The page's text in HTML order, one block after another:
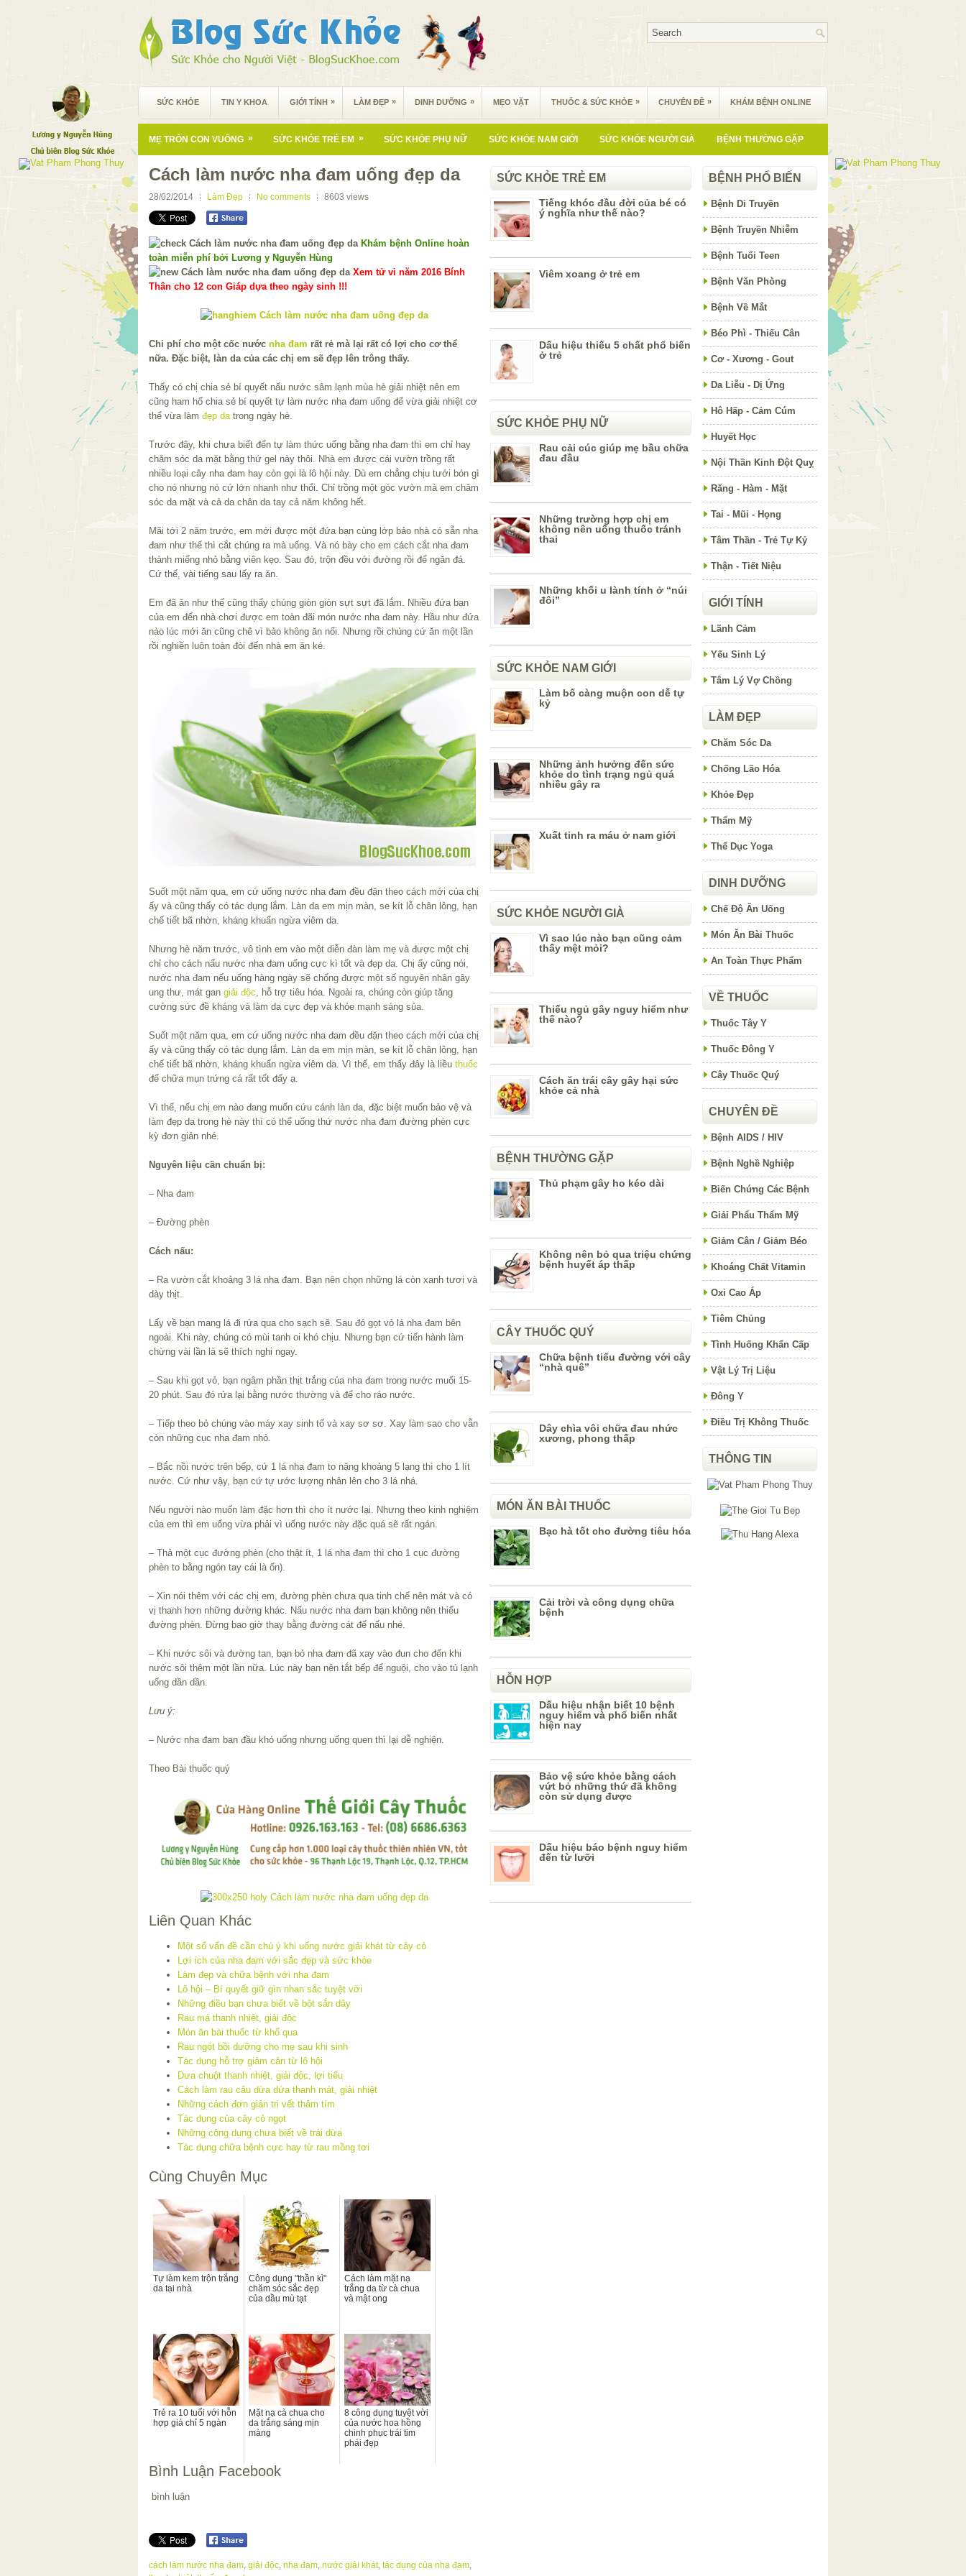
SỨC KHỎE TIN Y KHOA GIỚI TÍNH » LÀM ĐẸP » DINH DƯỠNG » MẸO VẶT THUỐC & SỨC KHỎE » CHUYÊN ĐỀ » KHÁM BỆNH ONLINE
MẸ TRÒN CON VUÔNG » SỨC KHỎE TRẺ EM » SỨC KHỎE PHỤ NỮ SỨC KHỎE NAM GIỚI SỨC KHỎE NGƯỜI GIÀ BỆNH THƯỜNG GẶP
Cách làm nước nha đam uống đẹp da
28/02/2014 Làm Đẹp No comments 8603 views
Khám bệnh Online hoàn
toàn miễn phí bởi Lương y Nguyễn Hùng
Xem tử vi năm 2016 Bính
Thân cho 12 con Giáp dựa theo ngày sinh !!!
Chi phí cho một cốc nước nha đam rất rẻ mà lại rất có lợi cho cơ thể
nữa. Đặc biệt, làn da của các chị em sẽ đẹp lên trông thấy.
Thấy có chị chia sẻ bí quyết nấu nước sâm lạnh mùa hè giải nhiệt nên em
cũng ham hố chia sẻ bí quyết tự làm nước nha đam uống để vừa giải nhiệt cơ
thể vừa làm đẹp da trong ngày hè.
Trước đây, khi chưa biết đến tự làm thức uống bằng nha đam thì em chỉ hay
chăm sóc da mặt bằng thứ gel này thôi. Nhà em được cái vườn trồng rất
nhiều loại cây nha đam hay còn gọi là lô hội này. Dù em chẳng chịu tưới bón gì
cho nó nhưng nó cứ lớn nhanh như thổi. Chỉ trồng một góc vườn mà em chăm
sóc da mặt và cả da chân da tay cả năm không hết.
Mãi tới 2 năm trước, em mới được một đứa bạn cùng lớp bảo nhà có sẵn nha
đam như thế thì cắt chúng ra mà uống. Và nó bày cho em cách cắt nha đam
thành miếng nhỏ bằng viên kẹo. Sau đó, trộn đều với đường rồi để ngăn đá.
Cứ thế, vài tiếng sau lấy ra ăn.
Em đã ăn như thế cũng thấy chúng giòn giòn sựt sựt đã lắm. Nhiều đứa bạn
của em đến nhà chơi được em toàn đãi món nước nha đam này. Hầu như đứa
nào lúc mới ăn cũng chê vì bảo không ăn nổi. Nhưng rồi chúng cứ ăn một lần
rồi nghiền luôn toàn đòi đến nhà em ăn ké.
Suốt một năm qua, em cứ uống nước nha đam đều đặn theo cách mới của chị
ấy và cũng thấy có tác dụng lắm. Làn da em mịn màn, se kít lỗ chân lông, hạn
chế tiết bã nhờn, kháng khuẩn ngừa viêm da.
Nhưng hè năm trước, vô tình em vào một diễn đàn làm mẹ và được một chị
chỉ cho cách nấu nước nha đam uống cực kì tốt và đẹp da. Chị ấy cũng nói,
nước nha đam nếu uống hàng ngày sẽ chống được một số nguyên nhân gây
ung thư, mát gan giải độc , hỗ trợ tiêu hóa. Ngoài ra, chúng còn giúp tăng
cường sức đề kháng và làm da cực đẹp và khỏe mạnh sáng sủa.
Suốt một năm qua, em cứ uống nước nha đam đều đặn theo cách mới của chị
ấy và cũng thấy có tác dụng lắm. Làn da em mịn màn, se kít lỗ chân lông, hạn
chế tiết bã nhờn, kháng khuẩn ngừa viêm da. Vì thế, em thấy đây là liều thuốc
để chữa mụn trứng cá rất tốt đấy ạ.
Vì thế, nếu chị em nào đang muốn cứu cánh làn da, đặc biệt muốn bảo vệ và
làm đẹp da trong hè này thì có thể uống thứ nước nha đam đường phèn cực
kỳ đơn giản nhé.
Nguyên liệu cần chuẩn bị:
– Nha đam
– Đường phèn
Cách nấu:
– Ra vườn cắt khoảng 3 lá nha đam. Bạn nên chọn những lá còn xanh tươi và
dày thịt.
Lấy về bạn mang lá đi rửa qua cho sạch sẽ. Sau đó gọt vỏ lá nha đam bên
ngoài. Khi này, chúng có mùi tanh oi khó chịu. Nhưng bạn cứ tiến hành làm
chừng vài lần là sẽ thích nghi ngay.
– Sau khi gọt vỏ, bạn ngâm phần thịt trắng của nha đam trong nước muối 15-
20 phút. Sau đó rửa lại bằng nước thường và để cho ráo nước.
– Tiếp theo bỏ chúng vào máy xay sinh tố và xay sơ sơ. Xay làm sao cho vẫn
còn những cục nha đam nhỏ.
– Bắc nồi nước trên bếp, cứ 1 lá nha đam to nặng khoảng 5 lạng thì cho 1 lít
nước. Cứ như vậy, bạn cứ tự ước lượng nhân lên cho 3 lá nhá.
Nếu người nào muốn làm đặc hơn thì cho ít nước lại. Nhưng theo kinh nghiệm
của em thì em uống vừa phải vì uống nước này đặc quá sẽ rất ngán.
– Thả một cục đường phèn (cho thật ít, 1 lá nha đam thì cho 1 cục đường
phèn to bằng ngón tay cái là ổn).
– Xin nói thêm với các chị em, đường phèn chưa qua tinh chế nên mát và có
vị thanh hơn những đường khác. Nấu nước nha đam bạn không nên thiếu
đường phèn. Đừng bao giờ thay bằng đường cát để nấu nhé.
– Khi nước sôi và đường tan, bạn bỏ nha đam đã xay vào đun cho đến khi
nước sôi thêm một lần nữa. Lúc này bạn nên tắt bếp để nguội, cho vào tủ lạnh
uống dần dần.
Lưu ý:
– Nước nha đam ban đầu khó uống nhưng uống quen thì lại dễ nghiện.
Theo Bài thuốc quý
Liên Quan Khác
Một số vấn đề cần chú ý khi uống nước giải khát từ cây cỏ
Lợi ích của nha đam với sắc đẹp và sức khỏe
Làm đẹp và chữa bệnh với nha đam
Lô hội – Bí quyết giữ gìn nhan sắc tuyệt vời
Những điều bạn chưa biết về bột sắn dây
Rau má thanh nhiệt, giải độc
Món ăn bài thuốc từ khổ qua
Rau ngót bồi dưỡng cho mẹ sau khi sinh
Tác dụng hỗ trợ giảm cân từ lô hội
Dưa chuột thanh nhiệt, giải độc, lợi tiểu
Cách làm rau câu dừa dứa thanh mát, giải nhiệt
Những cách đơn giản trị vết thâm tím
Tác dụng của cây cỏ ngọt
Những công dụng chưa biết về trái dừa
Tác dụng chữa bệnh cực hay từ rau mồng tơi
Cùng Chuyên Mục
Tự làm kem trộn trắng
da tại nhà
Công dụng "thần kì"
chăm sóc sắc đẹp
của dầu mù tạt
Cách làm mặt nạ
trắng da từ cà chua
và mật ong
Trẻ ra 10 tuổi với hỗn
hợp giá chỉ 5 ngàn
Mặt nạ cà chua cho
da trắng sáng mịn
màng
8 công dụng tuyệt vời
của nước hoa hồng
chinh phục trái tim
phái đẹp
Bình Luận Facebook
bình luận
cách làm nước nha đam giải độc nha đam nước giải khát, tác dụng của nha đam
SỨC KHỎE TRẺ EM
Tiếng khóc đầu đời của bé có
ý nghĩa như thế nào?
Viêm xoang ở trẻ em
Dấu hiệu thiếu 5 chất phổ biến
ở trẻ
SỨC KHỎE PHỤ NỮ
Rau cải cúc giúp mẹ bầu chữa
đau đầu
Những trường hợp chị em
không nên uống thuốc tránh
thai
Những khối u lành tính ở “núi
đôi”
SỨC KHỎE NAM GIỚI
Làm bố càng muộn con dễ tự
kỷ
Những ảnh hưởng đến sức
khỏe do tình trạng ngủ quá
nhiều gây ra
Xuất tinh ra máu ở nam giới
SỨC KHỎE NGƯỜI GIÀ
Vì sao lúc nào bạn cũng cảm
thấy mệt mỏi?
Thiếu ngủ gây nguy hiểm như
thế nào?
Cách ăn trái cây gây hại sức
khỏe cả nhà
BỆNH THƯỜNG GẶP
Thủ phạm gây ho kéo dài
Không nên bỏ qua triệu chứng
bệnh huyết áp thấp
CÂY THUỐC QUÝ
Chữa bệnh tiểu đường với cây
“nhà quê”
Dây chìa vôi chữa đau nhức
xương, phong thấp
MÓN ĂN BÀI THUỐC
Bạc hà tốt cho đường tiêu hóa
Cải trời và công dụng chữa
bệnh
HỖN HỢP
Dấu hiệu nhận biết 10 bệnh
nguy hiểm và phổ biến nhất
hiện nay
Bảo vệ sức khỏe bằng cách
vứt bỏ những thứ đã không
còn sử dụng được
Dấu hiệu báo bệnh nguy hiểm
đến từ lưỡi
BỆNH PHỔ BIẾN
Bệnh Di Truyền
Bệnh Truyền Nhiễm
Bệnh Tuổi Teen
Bệnh Văn Phòng
Bệnh Về Mắt
Béo Phì - Thiếu Cân
Cơ - Xương - Gout
Da Liễu - Dị Ứng
Hô Hấp - Cảm Cúm
Huyết Học
Nội Thần Kinh Đột Quỵ
Răng - Hàm - Mặt
Tai - Mũi - Họng
Tâm Thần - Trẻ Tự Kỷ
Thận - Tiết Niệu
GIỚI TÍNH
Lãnh Cảm
Yếu Sinh Lý
Tâm Lý Vợ Chồng
LÀM ĐẸP
Chăm Sóc Da
Chống Lão Hóa
Khỏe Đẹp
Thẩm Mỹ
Thể Dục Yoga
DINH DƯỠNG
Chế Độ Ăn Uống
Món Ăn Bài Thuốc
An Toàn Thực Phẩm
VỀ THUỐC
Thuốc Tây Y
Thuốc Đông Y
Cây Thuốc Quý
CHUYÊN ĐỀ
Bệnh AIDS / HIV
Bệnh Nghề Nghiệp
Biến Chứng Các Bệnh
Giải Phẩu Thẩm Mỹ
Giảm Cân / Giảm Béo
Khoáng Chất Vitamin
Oxi Cao Áp
Tiêm Chủng
Tình Huống Khẩn Cấp
Vật Lý Trị Liệu
Đông Y
Điều Trị Không Thuốc
THÔNG TIN